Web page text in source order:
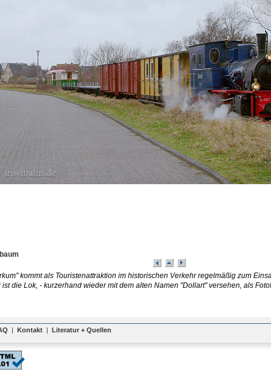
kommt als Touristenattraktion im historischen Verkehr regelmäßig zum
die Lok, - kurzerhand wieder mit dem alten Namen "Dollart" versehen, als
| Kontakt | Literatur + Quellen